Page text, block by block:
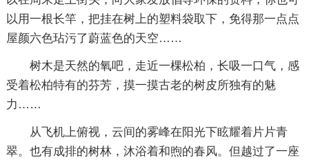
以用一根长竿，把挂在树上的塑料袋取下，免得那一点点
屋颜六色玷污了蔚蓝色的天空……
树木是天然的氧吧，走近一棵松柏，长吸一口气，感
受着松柏特有的芬芳，摸一摸古老的树皮所独有的魅
力……
从飞机上俯视，云间的雾峰在阳光下眩耀着片片青
翠。也有成排的树林，沐浴着和煦的春风。但越过了一座